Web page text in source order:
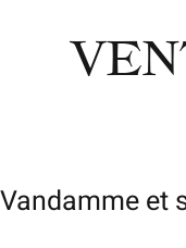
Vandamme et